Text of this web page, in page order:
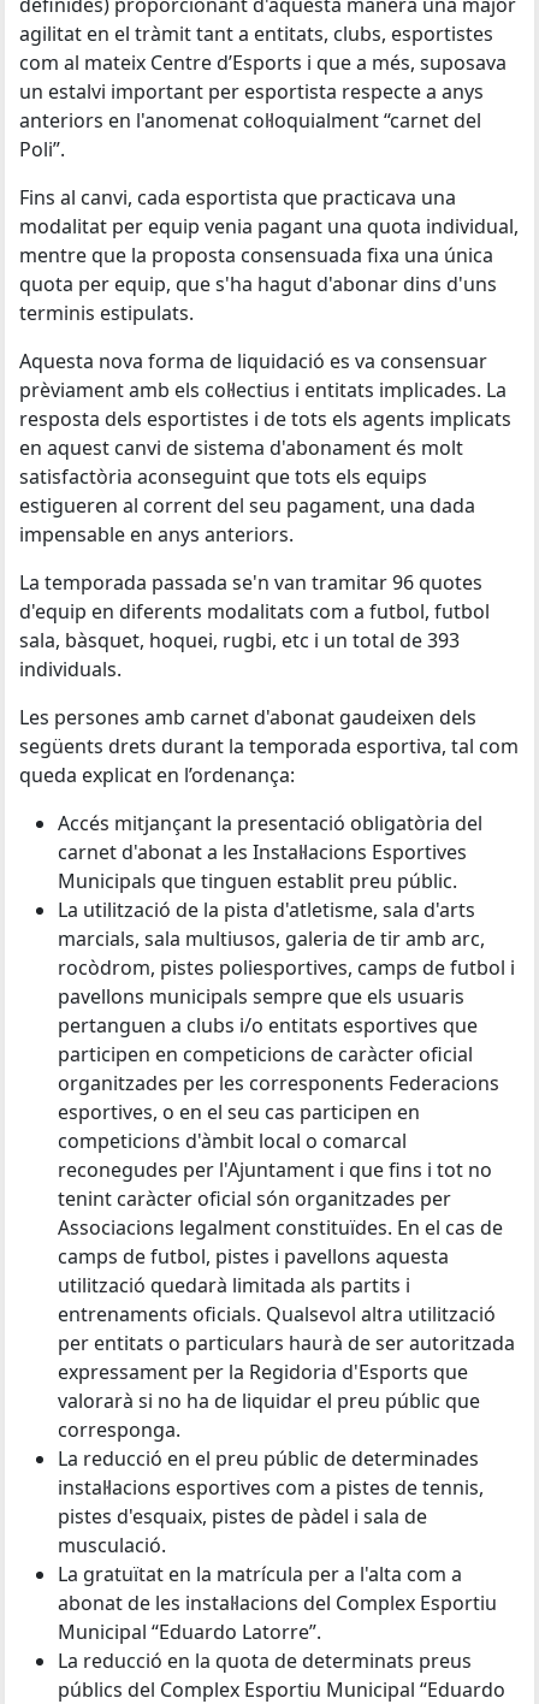
agilitat en el tràmit tant a entitats, clubs, esportistes
com al mateix Centre d’Esports i que a més, suposava
un estalvi important per esportista respecte a anys
anteriors en l'anomenat col·loquialment “carnet del
Poli”.
Fins al canvi, cada esportista que practicava una
modalitat per equip venia pagant una quota individual,
mentre que la proposta consensuada fixa una única
quota per equip, que s'ha hagut d'abonar dins d'uns
terminis estipulats.
Aquesta nova forma de liquidació es va consensuar
prèviament amb els col·lectius i entitats implicades. La
resposta dels esportistes i de tots els agents implicats
en aquest canvi de sistema d'abonament és molt
satisfactòria aconseguint que tots els equips
estigueren al corrent del seu pagament, una dada
impensable en anys anteriors.
La temporada passada se'n van tramitar 96 quotes
d'equip en diferents modalitats com a futbol, futbol
sala, bàsquet, hoquei, rugbi, etc i un total de 393
individuals.
Les persones amb carnet d'abonat gaudeixen dels
següents drets durant la temporada esportiva, tal com
queda explicat en l’ordenança:
Accés mitjançant la presentació obligatòria del
carnet d'abonat a les Instal·lacions Esportives
Municipals que tinguen establit preu públic.
La utilització de la pista d'atletisme, sala d'arts
marcials, sala multiusos, galeria de tir amb arc,
rocòdrom, pistes poliesportives, camps de futbol i
pavellons municipals sempre que els usuaris
pertanguen a clubs i/o entitats esportives que
participen en competicions de caràcter oficial
organitzades per les corresponents Federacions
esportives, o en el seu cas participen en
competicions d'àmbit local o comarcal
reconegudes per l'Ajuntament i que fins i tot no
tenint caràcter oficial són organitzades per
Associacions legalment constituïdes. En el cas de
camps de futbol, pistes i pavellons aquesta
utilització quedarà limitada als partits i
entrenaments oficials. Qualsevol altra utilització
per entitats o particulars haurà de ser autoritzada
expressament per la Regidoria d'Esports que
valorarà si no ha de liquidar el preu públic que
corresponga.
La reducció en el preu públic de determinades
instal·lacions esportives com a pistes de tennis,
pistes d'esquaix, pistes de pàdel i sala de
musculació.
La gratuïtat en la matrícula per a l'alta com a
abonat de les instal·lacions del Complex Esportiu
Municipal “Eduardo Latorre”.
La reducció en la quota de determinats preus
públics del Complex Esportiu Municipal “Eduardo